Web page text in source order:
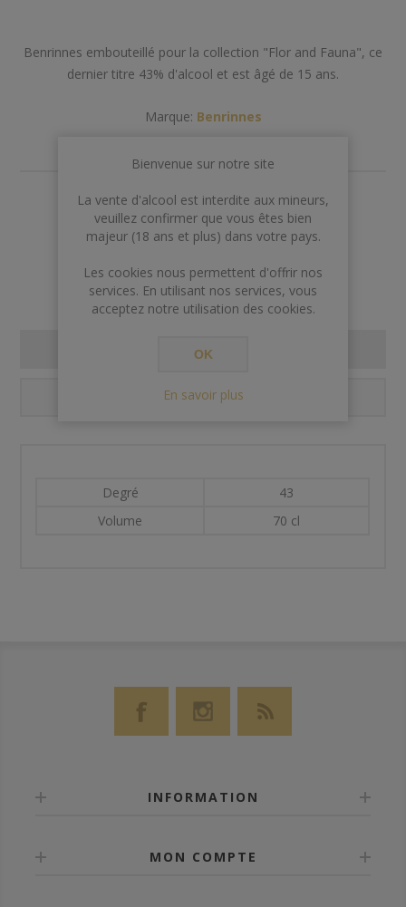
Benrinnes embouteillé pour la collection "Flor and Fauna", ce
dernier titre 43% d'alcool et est âgé de 15 ans.
Marque: Benrinnes
€73,00
Rupture de stock
SPECIFICATIONS
CONTACT US
Degré
43
Volume
70 cl
INFORMATION
MON COMPTE
Bienvenue sur notre site
La vente d'alcool est interdite aux mineurs,
veuillez confirmer que vous êtes bien
majeur (18 ans et plus) dans votre pays.
Les cookies nous permettent d'offrir nos
services. En utilisant nos services, vous
acceptez notre utilisation des cookies.
OK
En savoir plus